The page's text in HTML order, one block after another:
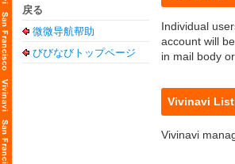
戻る
微微导航帮助
びびなびトップページ
Individual
account will
in mail body
Vivinavi
Vivinavi